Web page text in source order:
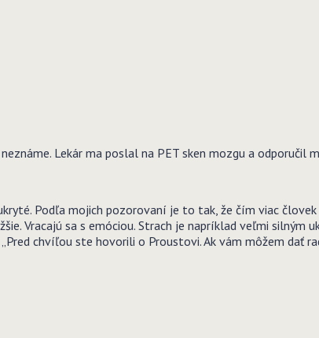
Lekár ma poslal na PET sken mozgu a odporučil
Podľa mojich pozorovaní je to tak, že čím viac
Vracajú sa s emóciou. Strach je napríklad veľmi silným
chvíľou ste hovorili o Proustovi. Ak vám môžem dať